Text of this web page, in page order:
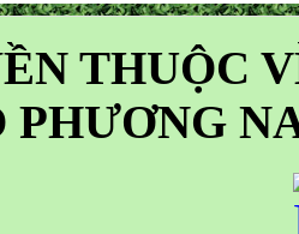
THUỘC
PHƯƠNG